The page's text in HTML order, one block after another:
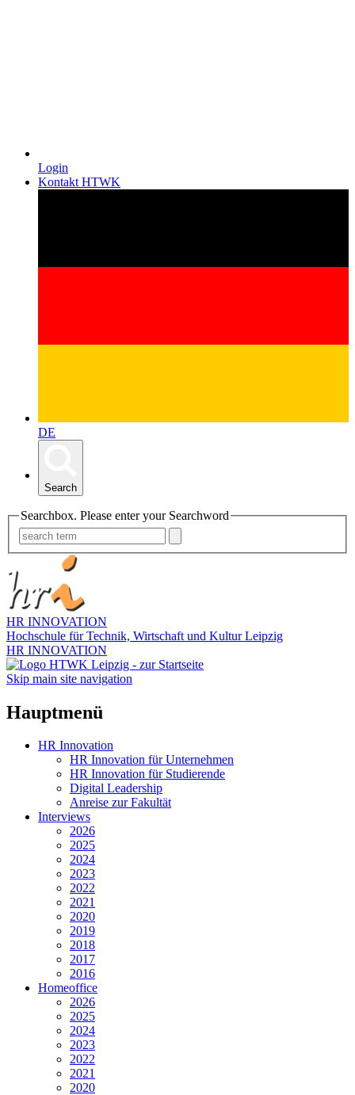
Login
Kontakt HTWK
DE
Search
Searchbox. Please enter your Searchword
HR INNOVATION
Hochschule für Technik, Wirtschaft und Kultur Leipzig
HR INNOVATION
Skip main site navigation
Hauptmenü
HR Innovation
HR Innovation für Unternehmen
HR Innovation für Studierende
Digital Leadership
Anreise zur Fakultät
Interviews
2026
2025
2024
2023
2022
2021
2020
2019
2018
2017
2016
Homeoffice
2026
2025
2024
2023
2022
2021
2020